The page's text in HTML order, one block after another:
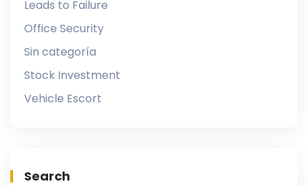
Leads to Failure
Office Security
Sin categoría
Stock Investment
Vehicle Escort
Search